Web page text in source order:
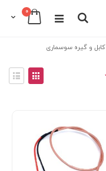
Cart0
Search
کابل و گیره سوسماری
مرتب
View
as